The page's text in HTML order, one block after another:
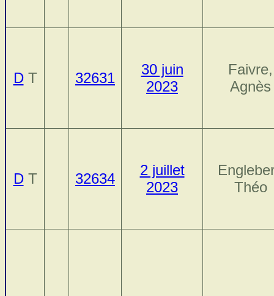
DT 32631
30 juin
2023
Faivre,
Agnès
DT 32634
2 juillet
2023
Théo